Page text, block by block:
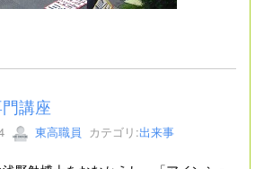
講座
東高職員 カテゴリ:出来事